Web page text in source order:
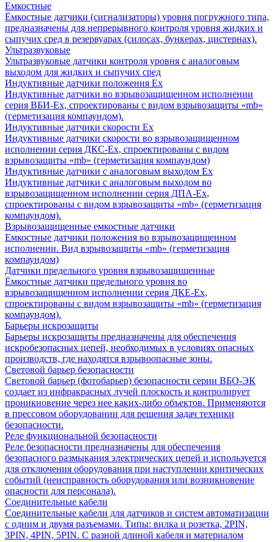
Емкостные
Ёмкостные датчики (сигнализаторы) уровня погружного типа,
предназначены для непрерывного контроля уровня жидких и
сыпучих сред в резервуарах (силосах, бункерах, цистернах).
Ультразвуковые
Ультразвуковые датчики контроля уровня с аналоговым
выходом для жидких и сыпучих сред
Индуктивные датчики положения Ех
Индуктивные датчики во взрывозащищенном исполнении
серия ВБИ-Ех, спроектированы с видом взрывозащиты «mb»
(герметизация компаундом).
Индуктивные датчики скорости Ех
Индуктивные датчики скорости во взрывозащищенном
исполнении серия ДКС-Ех, спроектированы с видом
взрывозащиты «mb» (герметизация компаундом)
Индуктивные датчики с аналоговым выходом Ех
Индуктивные датчики с аналоговым выходом во
взрывозащищенном исполнении серия ДПА-Ех,
спроектированы с видом взрывозащиты «mb» (герметизация
компаундом).
Взрывозащищенные емкостные датчики
Емкостные датчики положения во взрывозащищенном
исполнении. Вид взрывозащиты «mb» (герметизация
компаундом)
Датчики предельного уровня взрывозащищенные
Ёмкостные датчики предельного уровня во
взрывозащищенном исполнении серия ДКЕ-Ех,
спроектированы с видом взрывозащиты «mb» (герметизация
компаундом).
Барьеры искрозащиты
Барьеры искрозащиты предназначены для обеспечения
искробезопасных цепей, необходимых в условиях опасных
производств, где находятся взрывоопасные зоны.
Световой барьер безопасности
Световой барьер (фотобарьер) безопасности серии ВБО-ЭК
создает из инфракрасных лучей плоскость и контролирует
проникновение через нее каких-либо объектов. Применяются
в прессовом оборудовании для решения задач техники
безопасности.
Реле функциональной безопасности
Реле безопасности предназначены для обеспечения
безопасного размыкания электрических цепей и используется
для отключения оборудования при наступлении критических
событий (неисправность оборудования или возникновение
опасности для персонала).
Соединительные кабели
Соединительные кабели для датчиков и систем автоматизации
с одним и двумя разъемами. Типы: вилка и розетка, 2PIN,
3PIN, 4PIN, 5PIN. С разной длиной кабеля и материалом